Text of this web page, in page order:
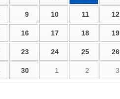
9 10 11 12
16 17 18 19
23 24 25 26
30 1 2 3